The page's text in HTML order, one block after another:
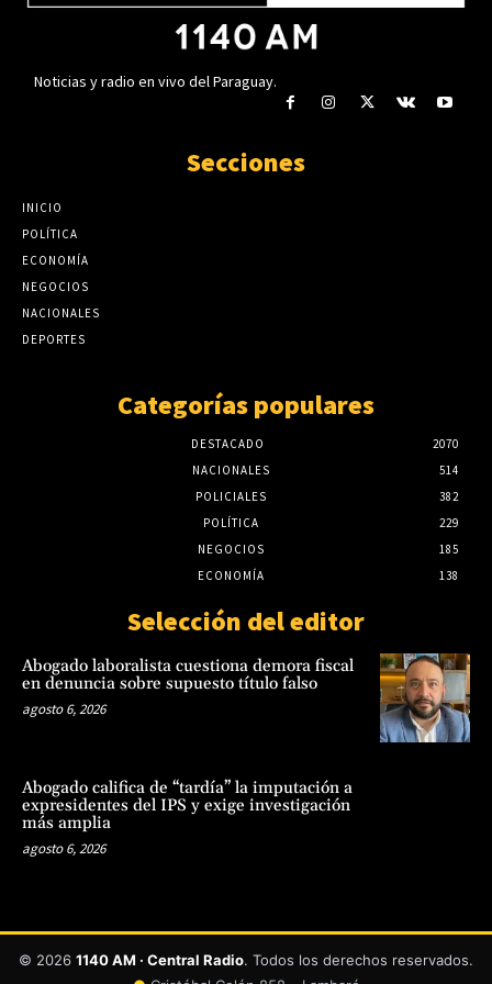
Noticias y radio en vivo del Paraguay.
Secciones
INICIO
POLÍTICA
ECONOMÍA
NEGOCIOS
NACIONALES
DEPORTES
Categorías populares
DESTACADO
2070
NACIONALES
514
POLICIALES
382
POLÍTICA
229
NEGOCIOS
185
ECONOMÍA
138
Selección del editor
Abogado laboralista cuestiona demora fiscal
en denuncia sobre supuesto título falso
agosto 6, 2026
Abogado califica de “tardía” la imputación a
expresidentes del IPS y exige investigación
más amplia
agosto 6, 2026
© 2026 1140 AM · Central Radio. Todos los derechos reservados.